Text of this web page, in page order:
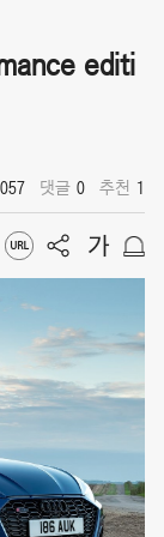
editi
댓글 0 추천 1